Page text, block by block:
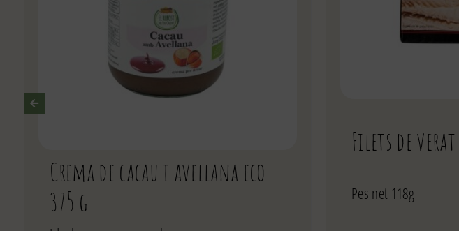
Crema de cacau i avellana eco
375 g
Filets de verat
Pes net 118g